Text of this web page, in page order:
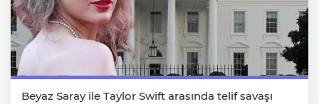
Beyaz Saray ile Taylor Swift arasında telif savaşı